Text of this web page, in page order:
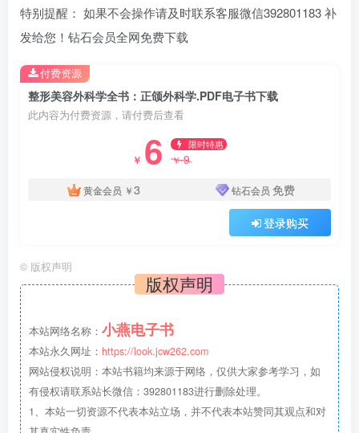
特别提醒： 如果不会操作请及时联系客服微信392801183 补
发给您！钻石会员全网免费下载
整形美容外科学全书：正颌外科学.PDF电子书下载
此内容为付费资源，请付费后查看
￥ 6 限时特惠
￥9
黄金会员 ￥3 钻石会员 免费
登录购买
付费资源
© 版权声明
版权声明
本站网络名称： 小燕电子书
本站永久网址： https://look.jcw262.com
网站侵权说明：本站书籍均来源于网络，仅供大家参考学习，如
有侵权请联系站长微信：392801183进行删除处理。
1、本站一切资源不代表本站立场，并不代表本站赞同其观点和对